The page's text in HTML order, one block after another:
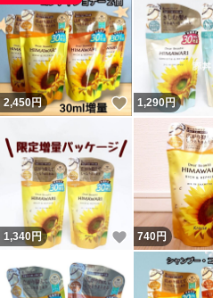
2,450円 いいね！
1,290円
1,340円 いいね！
740円